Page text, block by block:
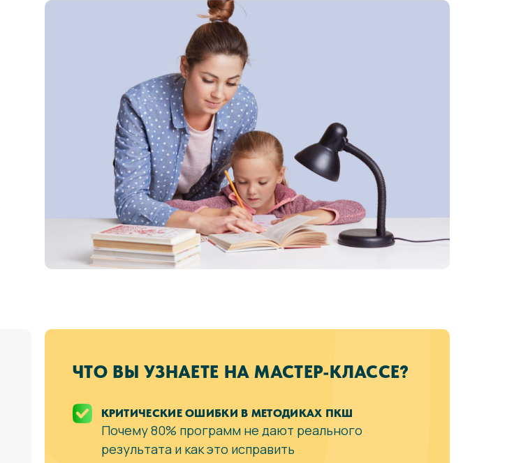
Почему 80% программ не дают реального
результата и как это исправить
КРИТИЧЕСКИЕ ОШИБКИ В МЕТОДИКАХ ПКШ
ЧТО ВЫ УЗНАЕТЕ НА МАСТЕР-КЛАССЕ?